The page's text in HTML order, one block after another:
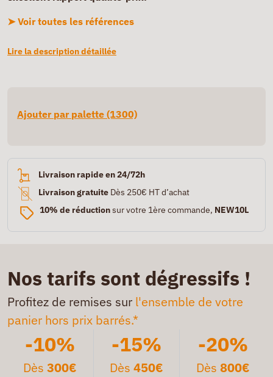
➤ Voir toutes les références
Lire la description détaillée
Ajouter par palette (1300)
Livraison rapide en 24/72h
Livraison gratuite Dès 250€ HT d’achat
10% de réductionsur votre 1ère commande, NEW10L
Nos tarifs sont dégressifs !
Profitez de remises sur l'ensemble de votre
panier hors prix barrés.*
-10%
Dès300€
-15%
Dès 450€
-20%
Dès 800€